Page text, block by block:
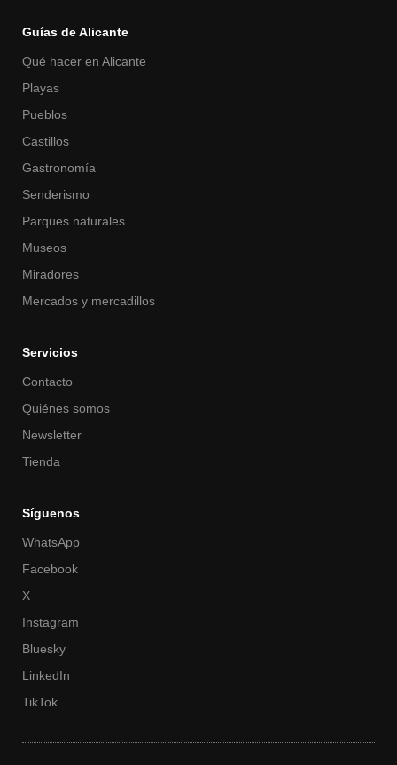
Guías de Alicante
Qué hacer en Alicante
Playas
Pueblos
Castillos
Gastronomía
Senderismo
Parques naturales
Museos
Miradores
Mercados y mercadillos
Servicios
Contacto
Quiénes somos
Newsletter
Tienda
Síguenos
WhatsApp
Facebook
X
Instagram
Bluesky
LinkedIn
TikTok